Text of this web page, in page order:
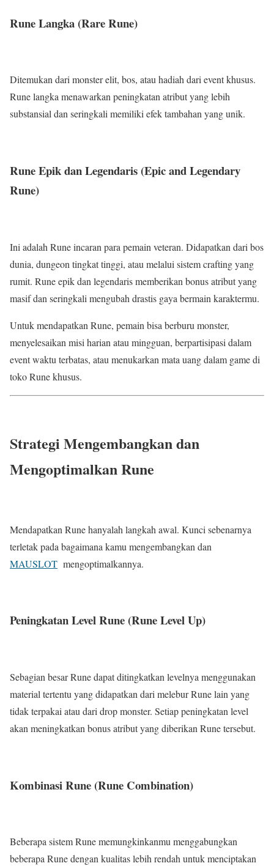
Rune Langka (Rare Rune)
Ditemukan dari monster elit, bos, atau hadiah dari event khusus.
Rune langka menawarkan peningkatan atribut yang lebih
substansial dan seringkali memiliki efek tambahan yang unik.
Rune Epik dan Legendaris (Epic and Legendary
Rune)
Ini adalah Rune incaran para pemain veteran. Didapatkan dari bos
dunia, dungeon tingkat tinggi, atau melalui sistem crafting yang
rumit. Rune epik dan legendaris memberikan bonus atribut yang
masif dan seringkali mengubah drastis gaya bermain karaktermu.
Untuk mendapatkan Rune, pemain bisa berburu monster,
menyelesaikan misi harian atau mingguan, berpartisipasi dalam
event waktu terbatas, atau menukarkan mata uang dalam game di
toko Rune khusus.
Strategi Mengembangkan dan
Mengoptimalkan Rune
Mendapatkan Rune hanyalah langkah awal. Kunci sebenarnya
terletak pada bagaimana kamu mengembangkan dan
MAUSLOT mengoptimalkannya.
Peningkatan Level Rune (Rune Level Up)
Sebagian besar Rune dapat ditingkatkan levelnya menggunakan
material tertentu yang didapatkan dari melebur Rune lain yang
tidak terpakai atau dari drop monster. Setiap peningkatan level
akan meningkatkan bonus atribut yang diberikan Rune tersebut.
Kombinasi Rune (Rune Combination)
Beberapa sistem Rune memungkinkanmu menggabungkan
beberapa Rune dengan kualitas lebih rendah untuk menciptakan